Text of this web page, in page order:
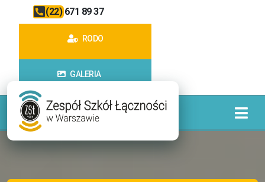
(22) 671 89 37
RODO
GALERIA